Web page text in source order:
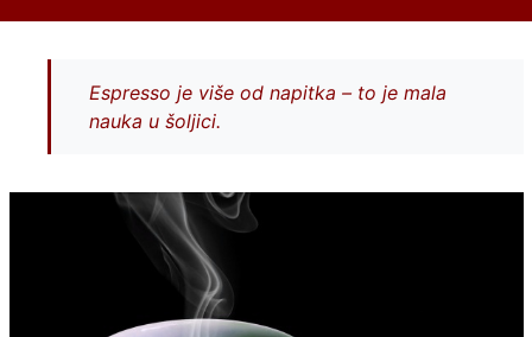
Espresso je više od napitka – to je mala
nauka u šoljici.